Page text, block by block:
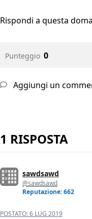
Rispondi a questa
Punteggio 0
Aggiungi un
1 RISPOSTA
sawdsawd
@sawdsawd
Reputazione: 662
POSTATO:6 LUG 2019